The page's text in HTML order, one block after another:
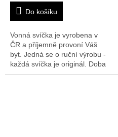
Do košíku
Vonná svíčka je vyrobena v
ČR a příjemně provoní Váš
byt. Jedná se o ruční výrobu -
každá svíčka je originál. Doba
hoření: 20 hRozměry V/Š/H: